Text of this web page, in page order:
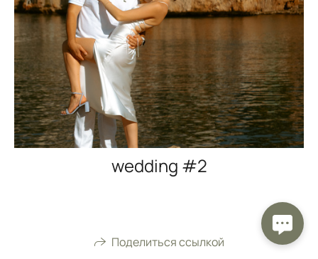
wedding #2
Поделиться ссылкой